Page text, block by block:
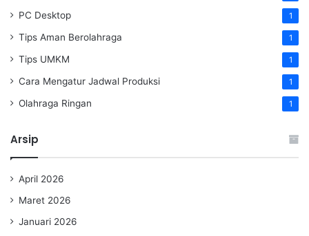
PC Desktop 1
Tips Aman Berolahraga 1
Tips UMKM 1
Cara Mengatur Jadwal Produksi 1
Olahraga Ringan 1
Arsip
April 2026
Maret 2026
Januari 2026